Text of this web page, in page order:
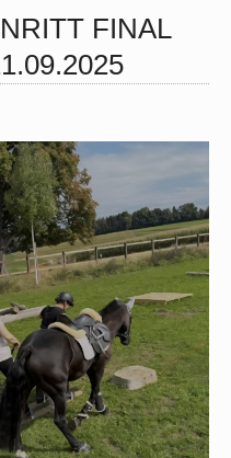
FINAL